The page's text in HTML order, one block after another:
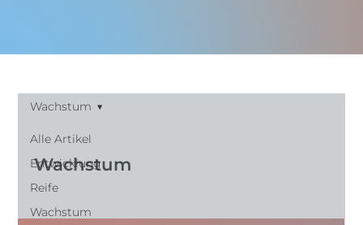
Alle Artikel
Entwicklung
Reife
Wachstum
Wachstum
Wachstum